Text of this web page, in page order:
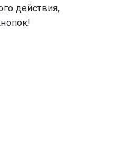
действия,